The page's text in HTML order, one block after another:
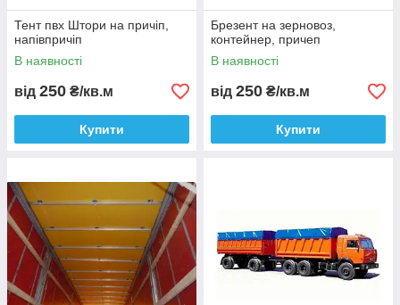
Тент пвх Штори на причіп,
напівпричіп
В наявності
від 250 ₴/кв.м
Купити
Брезент на зерновоз,
контейнер, причеп
В наявності
від 250 ₴/кв.м
Купити